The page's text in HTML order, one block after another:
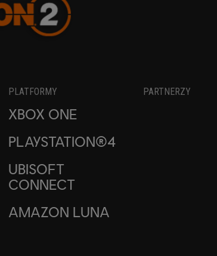
PLATFORMY
XBOX ONE
PLAYSTATION®4
UBISOFT
CONNECT
AMAZON LUNA
PARTNERZY